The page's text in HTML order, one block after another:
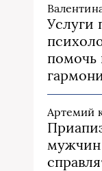
Услуги
помочь
Артемий
мужчин